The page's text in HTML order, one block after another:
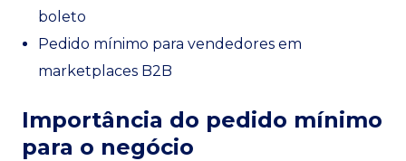
boleto
Pedido mínimo para vendedores em
marketplaces B2B
Importância do pedido mínimo
para o negócio